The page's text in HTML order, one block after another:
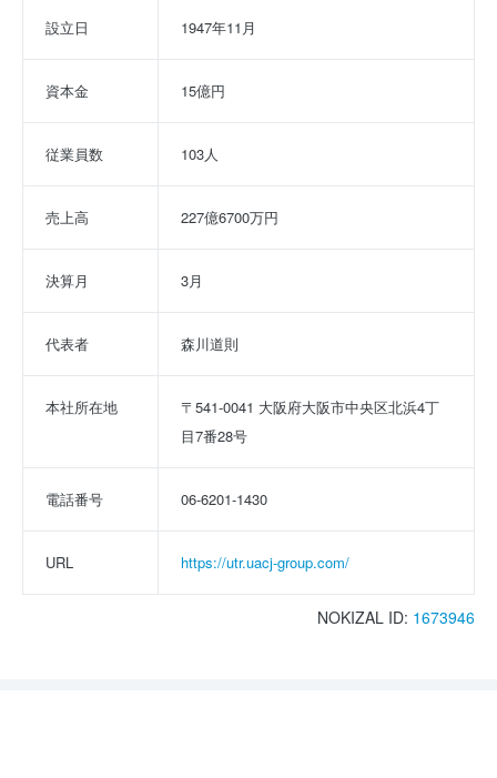
設立日 1947年11月
資本金 15億円
従業員数 103人
売上高 227億6700万円
決算月 3月
代表者 森川道則
本社所在地
〒541-0041 大阪府大阪市中央区北浜4丁
目7番28号
電話番号 06-6201-1430
URL https://utr.uacj-group.com/
NOKIZAL ID: 1673946